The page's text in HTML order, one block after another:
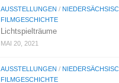
AUSSTELLUNGEN /
FILMGESCHICHTE
Lichtspielträume
MAI 20, 2021
AUSSTELLUNGEN /
FILMGESCHICHTE